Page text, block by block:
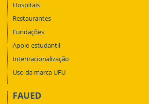
Hospitais
Restaurantes
Fundações
Apoio estudantil
Internacionalização
Uso da marca UFU
FAUED